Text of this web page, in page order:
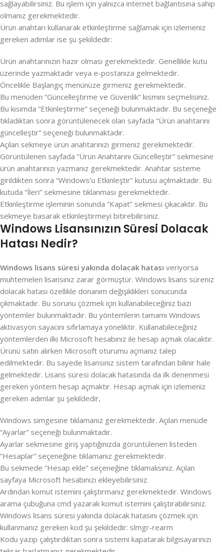
sağlayabilirsiniz. Bu işlem için yalnızca internet bağlantısına sahip
olmanız gerekmektedir.
Ürün anahtarı kullanarak etkinleştirme sağlamak için izlemeniz
gereken adımlar ise şu şekildedir:
Ürün anahtarınızın hazır olması gerekmektedir. Genellikle kutu
üzerinde yazmaktadır veya e-postanıza gelmektedir.
Öncelikle Başlangıç menünüze girmeniz gerekmektedir.
Bu menüden “Güncelleştirme ve Güvenlik” kısmını seçmelisiniz.
Bu kısımda “Etkinleştirme” seçeneği bulunmaktadır. Bu seçeneğe
tıkladıktan sonra görüntülenecek olan sayfada “Ürün anahtarını
güncelleştir” seçeneği bulunmaktadır.
Açılan sekmeye ürün anahtarınızı girmeniz gerekmektedir.
Görüntülenen sayfada “Ürün Anahtarını Güncelleştir” sekmesine
ürün anahtarınızı yazmanız gerekmektedir. Anahtar sisteme
girildikten sonra “Windows’u Etkinleştir” kutusu açılmaktadır. Bu
kutuda “İleri” sekmesine tıklanması gerekmektedir.
Etkinleştirme işleminin sonunda “Kapat” sekmesi çıkacaktır. Bu
sekmeye basarak etkinleştirmeyi bitirebilirsiniz.
Windows Lisansınızın Süresi Dolacak
Hatası Nedir?
Windows lisans süresi yakında dolacak hatası veriyorsa
muhtemelen lisansınız zarar görmüştür. Windows lisans süreniz
dolacak hatası özellikle donanım değişiklikleri sonucunda
çıkmaktadır. Bu sorunu çözmek için kullanabileceğiniz bazı
yöntemler bulunmaktadır. Bu yöntemlerin tamamı Windows
aktivasyon sayacını sıfırlamaya yöneliktir. Kullanabileceğiniz
yöntemlerden ilki Microsoft hesabınız ile hesap açmak olacaktır.
Ürünü satın alırken Microsoft oturumu açmanız talep
edilmektedir. Bu sayede lisansınız sistem tarafından bilinir hale
gelmektedir. Lisans süresi dolacak hatasında da ilk denenmesi
gereken yöntem hesap açmaktır. Hesap açmak için izlemeniz
gereken adımlar şu şekildedir,
Windows simgesine tıklamanız gerekmektedir. Açılan menüde
“Ayarlar” seçeneği bulunmaktadır.
Ayarlar sekmesine giriş yaptığınızda görüntülenen listeden
“Hesaplar” seçeneğine tıklamanız gerekmektedir.
Bu sekmede “Hesap ekle” seçeneğine tıklamalısınız. Açılan
sayfaya Microsoft hesabınızı ekleyebilirsiniz.
Ardından komut istemini çalıştırmanız gerekmektedir. Windows
arama çubuğuna cmd yazarak komut istemini çalıştırabilirsiniz.
Windows lisans süresi yakında dolacak hatasını çözmek için
kullanmanız gereken kod şu şekildedir: slmgr-rearm
Kodu yazıp çalıştırdıktan sonra sistemi kapatarak bilgisayarınızı